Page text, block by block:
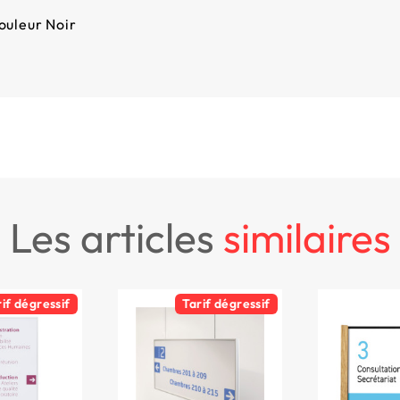
Noir
les articles similaires
dégressif Tarif dégressif